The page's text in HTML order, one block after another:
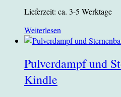
Lieferzeit: ca. 3-5 Werktage
Weiterlesen
Pulverdampf und
Kindle